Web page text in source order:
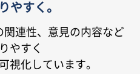
やすく。
連性、意見の内容など
やすく
視化しています。